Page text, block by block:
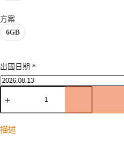
方案
6GB
出國日期 *
蘭
「AIS
球
描述